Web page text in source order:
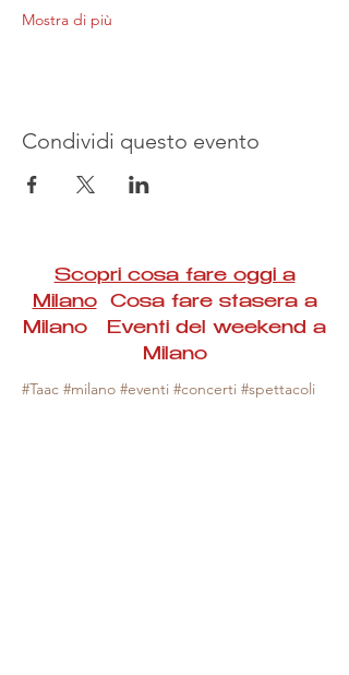
Mostra di più
Condividi questo evento
Scopri cosa fare oggi a
MilanoCosa fare stasera a
Milano Eventi del weekend a
Milano
#Taac #milano #eventi #concerti #spettacoli